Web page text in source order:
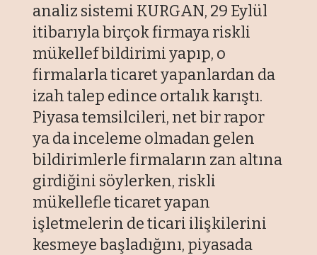
analiz sistemi KURGAN, 29 Eylül
itibarıyla birçok firmaya riskli
mükellef bildirimi yapıp, o
firmalarla ticaret yapanlardan da
izah talep edince ortalık karıştı.
Piyasa temsilcileri, net bir rapor
ya da inceleme olmadan gelen
bildirimlerle firmaların zan altına
girdiğini söylerken, riskli
mükellefle ticaret yapan
işletmelerin de ticari ilişkilerini
kesmeye başladığını, piyasada